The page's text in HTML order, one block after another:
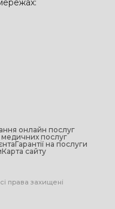
онлайн послуг
медичних послуг
Гарантії на послуги
Карта сайту
права захищені